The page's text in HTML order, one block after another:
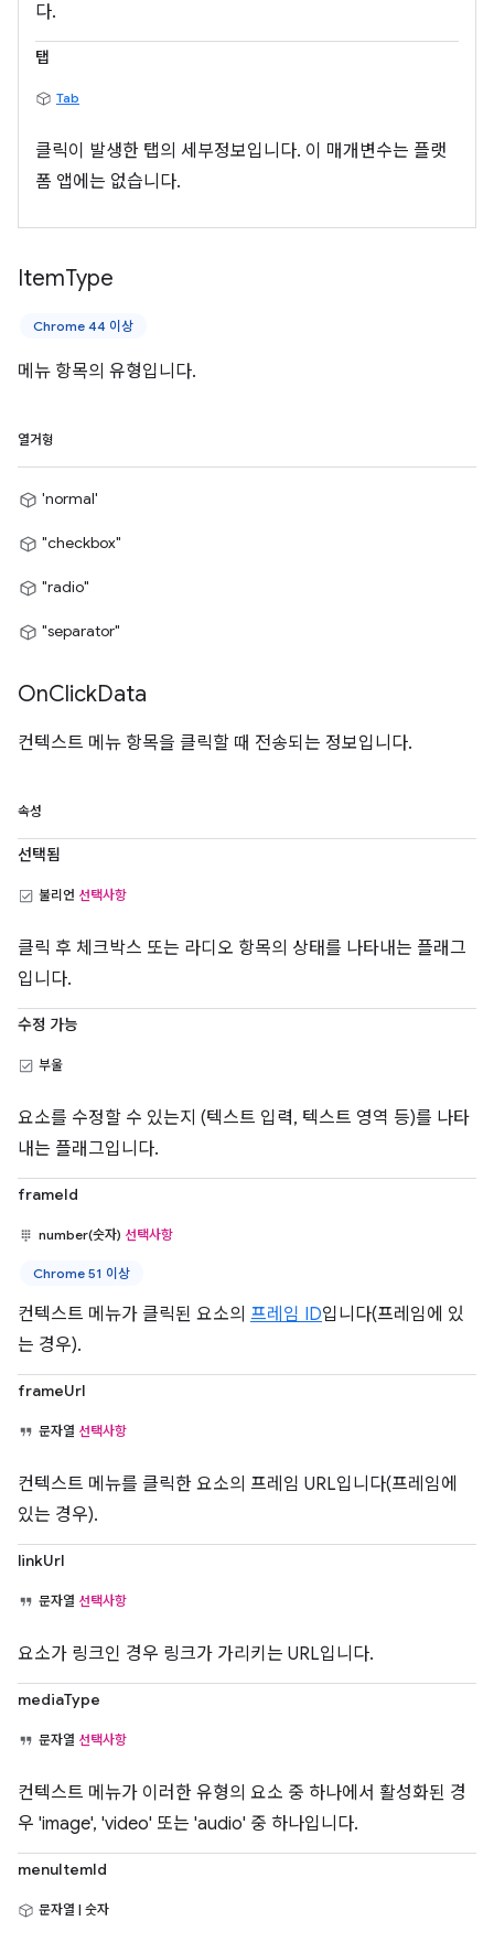
다.
탭
Tab
클릭이 발생한 탭의 세부정보입니다. 이 매개변수는 플랫
폼 앱에는 없습니다.
ItemType
Chrome 44 이상
메뉴 항목의 유형입니다.
열거형
'normal'
"checkbox"
"radio"
"separator"
OnClickData
컨텍스트 메뉴 항목을 클릭할 때 전송되는 정보입니다.
속성
선택됨
불리언 선택사항
클릭 후 체크박스 또는 라디오 항목의 상태를 나타내는 플래그
입니다.
수정 가능
부울
요소를 수정할 수 있는지 (텍스트 입력, 텍스트 영역 등)를 나타
내는 플래그입니다.
frameId
number(숫자) 선택사항
Chrome 51 이상
컨텍스트 메뉴가 클릭된 요소의 프레임 ID입니다(프레임에 있
는 경우).
frameUrl
문자열 선택사항
컨텍스트 메뉴를 클릭한 요소의 프레임 URL입니다(프레임에
있는 경우).
linkUrl
문자열 선택사항
요소가 링크인 경우 링크가 가리키는 URL입니다.
mediaType
문자열 선택사항
컨텍스트 메뉴가 이러한 유형의 요소 중 하나에서 활성화된 경
우 'image', 'video' 또는 'audio' 중 하나입니다.
menuItemId
문자열 | 숫자